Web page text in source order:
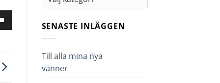
SENASTE INLÄGGEN
Till alla mina nya
vänner